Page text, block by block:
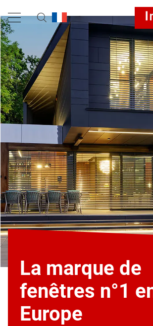
La marque de
fenêtres n°1
Europe